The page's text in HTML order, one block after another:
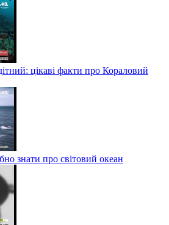
цікаві факти про Кораловий
знати про світовий океан